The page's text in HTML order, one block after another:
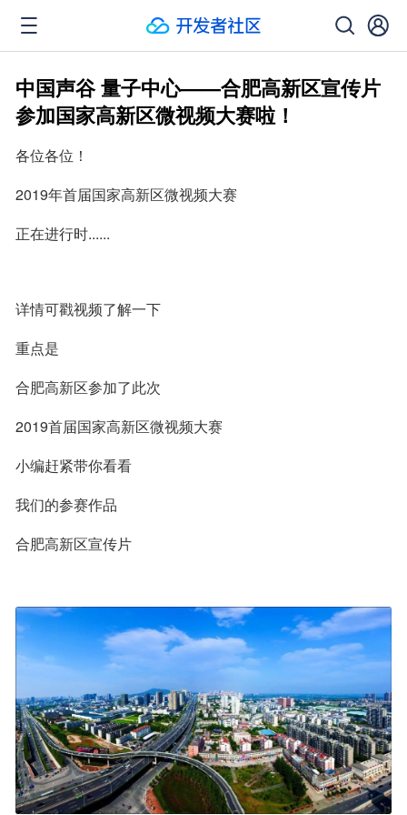
中国声谷 量子中心——合肥高新区宣传片
参加国家高新区微视频大赛啦！
各位各位！
2019年首届国家高新区微视频大赛
正在进行时......
详情可戳视频了解一下
重点是
合肥高新区参加了此次
2019首届国家高新区微视频大赛
小编赶紧带你看看
我们的参赛作品
合肥高新区宣传片